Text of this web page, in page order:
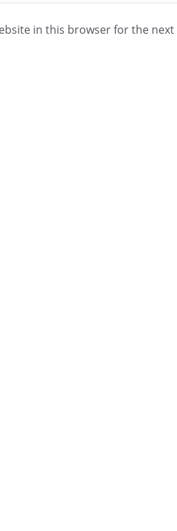
in this browser for the